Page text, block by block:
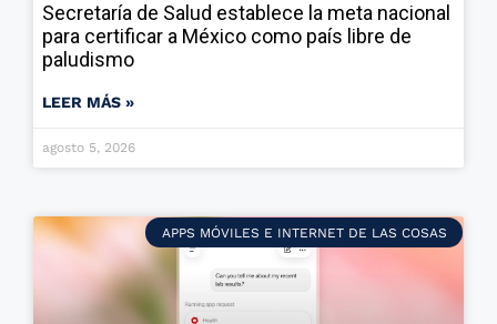
Secretaría de Salud establece la meta nacional
para certificar a México como país libre de
paludismo
LEER MÁS »
agosto 5, 2026
APPS MÓVILES E INTERNET DE LAS COSAS